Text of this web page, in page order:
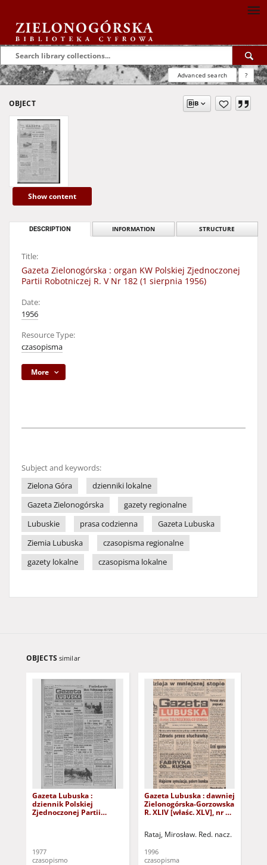
Advanced search ?
OBJECT
Show content
DESCRIPTION INFORMATION STRUCTURE
Title:
Gazeta Zielonogórska : organ KW Polskiej Zjednoczonej
Partii Robotniczej R. V Nr 182 (1 sierpnia 1956)
Date:
1956
Resource Type:
czasopisma
More
Subject and keywords:
Zielona Góra
dzienniki lokalne
Gazeta Zielonogórska
gazety regionalne
Lubuskie
prasa codzienna
Gazeta Lubuska
Ziemia Lubuska
czasopisma regionalne
gazety lokalne
czasopisma lokalne
OBJECTS similar
Gazeta Lubuska :
dziennik Polskiej
Zjednoczonej Partii
1977
czasopismo
Gazeta Lubuska : dawniej
Zielonogórska-Gorzowska
R. XLIV [właśc. XLV], nr 52
Rataj, Mirosław. Red. nacz.
1996
czasopisma